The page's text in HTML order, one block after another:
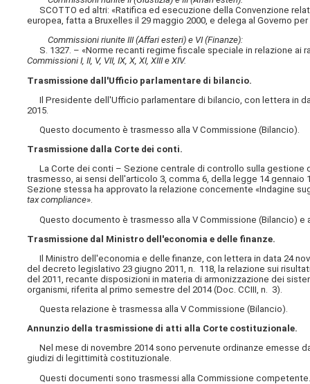
SCOTTO ed altri: «Ratifica ed esecuzione della Convenzione
europea, fatta a Bruxelles il 29 maggio 2000, e delega al Governo
Commissioni riunite III (Affari esteri) e VI (Finanze):
S. 1327. – «Norme recanti regime fiscale speciale in relazione ai
Commissioni I, II, V, VII, IX, X, XI, XIII e XIV.
Trasmissione dall'Ufficio parlamentare di bilancio.
Il Presidente dell'Ufficio parlamentare di bilancio, con lettera in
2015.
Questo documento è trasmesso alla V Commissione (Bilancio).
Trasmissione dalla Corte dei conti.
La Corte dei conti – Sezione centrale di controllo sulla gestione
trasmesso, ai sensi dell'articolo 3, comma 6, della legge 14 gennaio
Sezione stessa ha approvato la relazione concernente «Indagine
tax compliance».
Questo documento è trasmesso alla V Commissione (Bilancio) e
Trasmissione dal Ministro dell'economia e delle finanze.
Il Ministro dell'economia e delle finanze, con lettera in data 24
del decreto legislativo 23 giugno 2011, n. 118, la relazione sui
del 2011, recante disposizioni in materia di armonizzazione dei
organismi, riferita al primo semestre del 2014 (Doc. CCIII, n. 3).
Questa relazione è trasmessa alla V Commissione (Bilancio).
Annunzio della trasmissione di atti alla Corte costituzionale.
Nel mese di novembre 2014 sono pervenute ordinanze emesse
giudizi di legittimità costituzionale.
Questi documenti sono trasmessi alla Commissione